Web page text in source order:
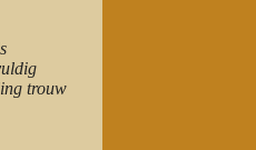
trouw